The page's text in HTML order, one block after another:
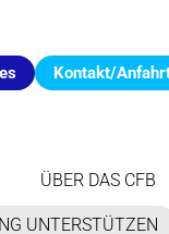
Kontakt/
ÜBER DAS CFB
UNTERSTÜTZEN